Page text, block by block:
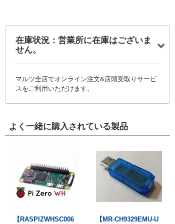
在庫状況：営業所に在庫はございま
せん。
マルツ全店でオンライン注文&店頭受取りサービ
スをご利用いただけます。
よく一緒に購入されている製品
【RASPIZWHSC006
【MR-CH9329EMU-U